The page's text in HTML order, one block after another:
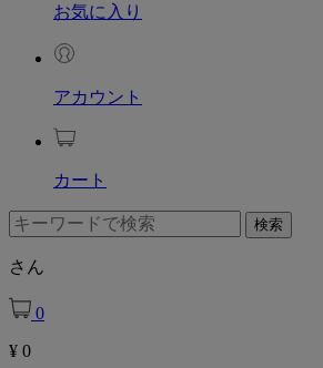
お気に入り
アカウント
カート
さん
0
¥ 0